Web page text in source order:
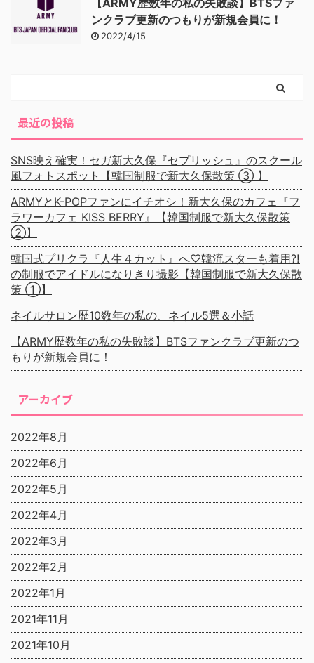
【ARMY歴数年の私の失敗談】BTSファ
ンクラブ更新のつもりが新規会員に！
2022/4/15
最近の投稿
SNS映え確実！セガ新大久保『セプリッシュ』のスクール
風フォトスポット【韓国制服で新大久保散策 ③ 】
ARMYとK-POPファンにイチオシ！新大久保のカフェ『フ
ラワーカフェ KISS BERRY』【韓国制服で新大久保散策
②】
韓国式プリクラ『人生４カット』へ♡韓流スターも着用⁈
の制服でアイドルになりきり撮影【韓国制服で新大久保散
策 ①】
ネイルサロン歴10数年の私の、ネイル5選＆小話
【ARMY歴数年の私の失敗談】BTSファンクラブ更新のつ
もりが新規会員に！
アーカイブ
2022年8月
2022年6月
2022年5月
2022年4月
2022年3月
2022年2月
2022年1月
2021年11月
2021年10月